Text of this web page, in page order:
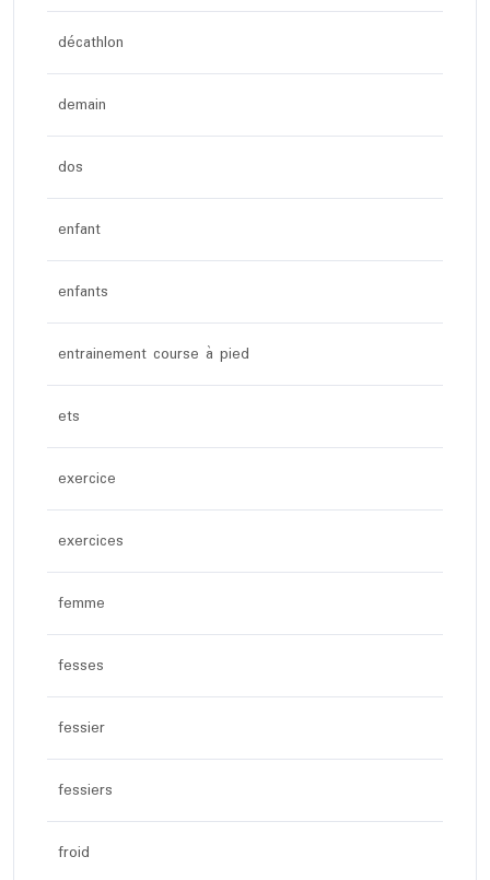
décathlon
demain
dos
enfant
enfants
entrainement course à pied
ets
exercice
exercices
femme
fesses
fessier
fessiers
froid